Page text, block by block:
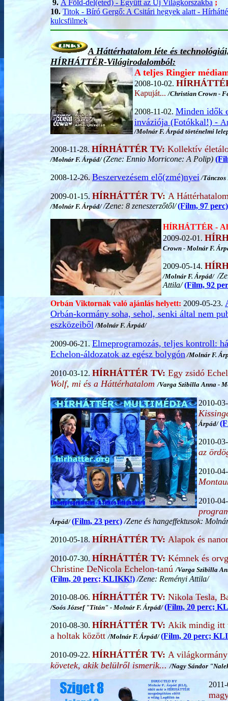
9. A Föld-del(eted) - Együtt az Új Világkorszakba ;
10.Titok - Bíró Gergő: A Csitári hegyek alatt -
kulcsfilmek
A Háttérhatalom léte és
HÍRHÁTTÉR-Világirodalomból:
A teljes Ringier
2008-10-02.
Kapuját... /Christian Crown -
2008-11-02. Minden idők
inváziója (Fotókkal!) -
/Molnár F. Árpád történelmi
2008-11-28. HÍRHÁTTÉR TV: Kollektív
/Molnár F. Árpád/(Zene: Ennio Morricone: A Polip)
2008-12-26.Beszervezésem elő(zmé)nyei/Tánczos
2009-01-15. HÍRHÁTTÉR TV:A
/Molnár F. Árpád//Zene: 8 zeneszerzőtől/(Film, 97 perc)
HÍRHÁTTÉR -
2009-02-01.
Crown - Molnár F.
2009-05-14.
/Molnár F. Árpád//
Attila/(Film, 92
Orbán Viktornak való ajánlás helyett: 2009-05-23.
Orbán-kormány soha, sehol, senki által nem
eszközeiből/Molnár F. Árpád/
2009-06-21. Elmeprogramozás, teljes kontroll:
Echelon-áldozatok az egész bolygón/Molnár F.
2010-03-12. HÍRHÁTTÉR TV:Egy zsidó
Wolf, mi és a Háttérhatalom/Varga Szibilla Anna -
2010-
Árpád/
2010-
az
2010-
2010-
Árpád/(Film, 23 perc) /Zene és hangeffektusok:
2010-05-18.HÍRHÁTTÉR TV: Alapok és
2010-07-30. HÍRHÁTTÉR TV:Kémnek és
Christine DeNicola Echelon-tanú/Varga Szibilla
(Film, 20 perc; KLIKK!) /Zene: Reményi Attila/
2010-08-06. HÍRHÁTTÉR TV: Nikola Tesla,
/Soós József "Titán" - Molnár F. Árpád/(Film, 20 perc;
2010-08-30. HÍRHÁTTÉR TV: Akik mindig itt
a holtak között/Molnár F. Árpád/(Film, 20 perc;
2010-09-22. HÍRHÁTTÉR TV: A
követek, akik belülről ismerik.../Nagy Sándor